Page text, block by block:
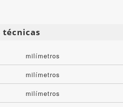
técnicas
milímetros
milímetros
milímetros